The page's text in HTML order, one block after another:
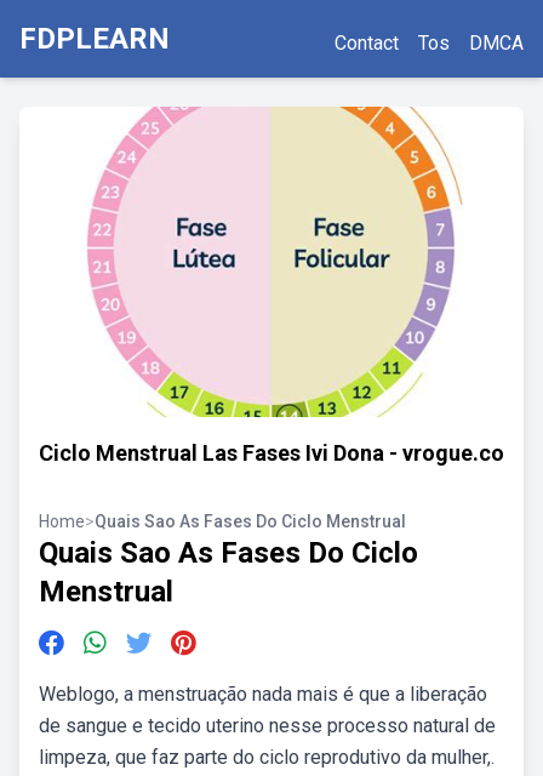
FDPLEARN Contact Tos DMCA
Ciclo Menstrual Las Fases Ivi Dona - vrogue.co
Home>Quais Sao As Fases Do Ciclo Menstrual
Quais Sao As Fases Do Ciclo
Menstrual
Weblogo, a menstruação nada mais é que a liberação
de sangue e tecido uterino nesse processo natural de
limpeza, que faz parte do ciclo reprodutivo da mulher,.